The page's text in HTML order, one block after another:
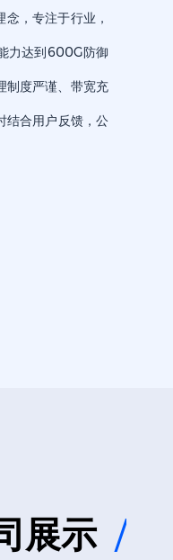
，专注于行业，
力达到600G防御
制度严谨、带宽充
结合用户反馈，公
展示 /